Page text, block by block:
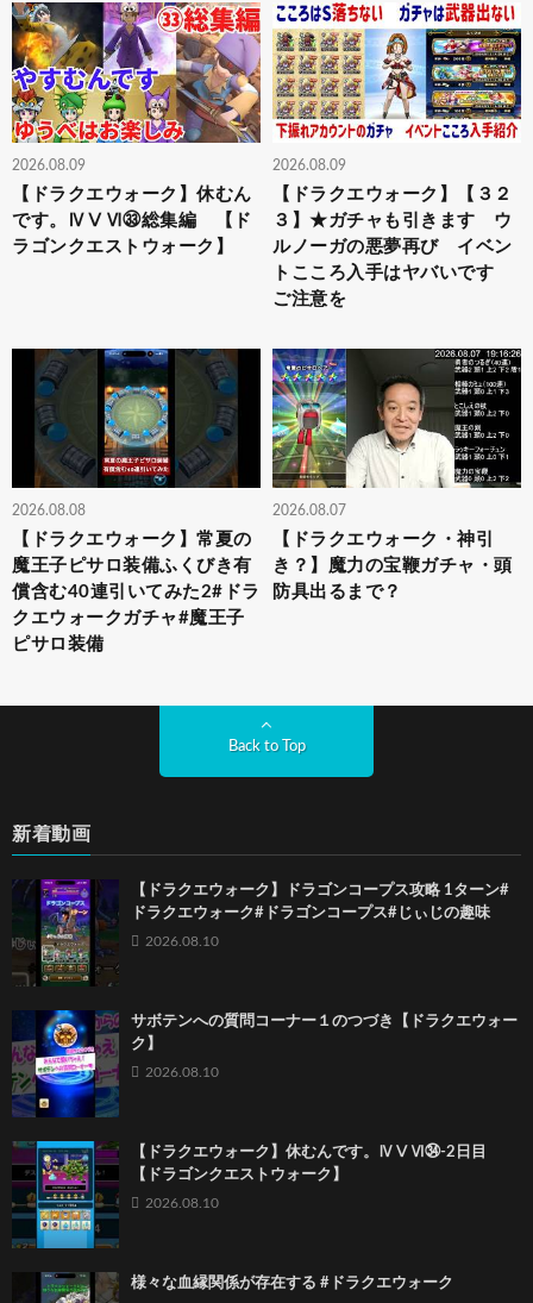
2026.08.09
【ドラクエウォーク】休むん
です。ⅣⅤⅥ㉝総集編 【ド
ラゴンクエストウォーク】
2026.08.09
【ドラクエウォーク】【３２
３】★ガチャも引きます ウ
ルノーガの悪夢再び イベン
トこころ入手はヤバいです
ご注意を
2026.08.08
【ドラクエウォーク】常夏の
魔王子ピサロ装備ふくびき有
償含む40連引いてみた2#ドラ
クエウォークガチャ#魔王子
ピサロ装備
2026.08.07
【ドラクエウォーク・神引
き？】魔力の宝鞭ガチャ・頭
防具出るまで？
Back to Top
新着動画
【ドラクエウォーク】ドラゴンコープス攻略 1ターン#
ドラクエウォーク#ドラゴンコープス#じぃじの趣味
2026.08.10
サボテンへの質問コーナー１のつづき【ドラクエウォー
ク】
2026.08.10
【ドラクエウォーク】休むんです。ⅣⅤⅥ㉞-2日目
【ドラゴンクエストウォーク】
2026.08.10
様々な血縁関係が存在する #ドラクエウォーク